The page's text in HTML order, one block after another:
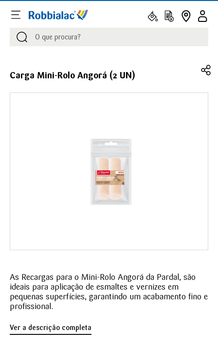
Procurar
Procurar
Carga Mini-Rolo Angorá (2 UN)
As Recargas para o Mini-Rolo Angorá da Pardal, são
ideais para aplicação de esmaltes e vernizes em
pequenas superfícies, garantindo um acabamento fino e
profissional.
Ver a descrição completa